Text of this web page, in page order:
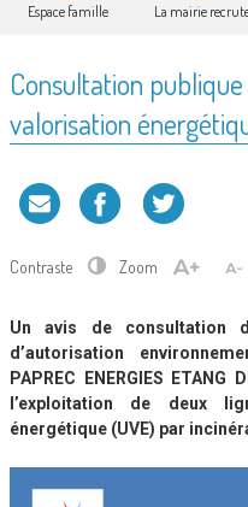
Espace famille La mairie
Consultation
valorisation
Contraste Zoom
Un avis de consultation
d’autorisation
PAPREC ENERGIES
l’exploitation de deux
énergétique (UVE) par